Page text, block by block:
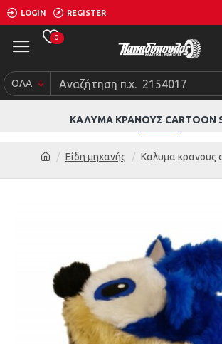
LOGIN REGISTER
0
ΟΛΑ
Είδη μηχανής Καλυμα κρανους
ΚΑΛΥΜΑ ΚΡΑΝΟΥΣ CARTOON